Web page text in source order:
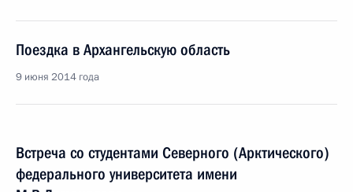
Поездка в Архангельскую область
9 июня 2014 года
федерального университета имени
М.В.Ломоносова